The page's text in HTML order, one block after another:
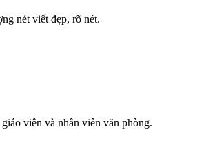
nét viết đẹp, rõ nét.
viên và nhân viên văn phòng.